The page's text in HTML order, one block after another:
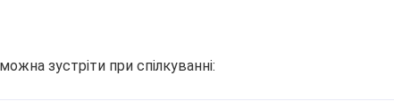
зустріти при спілкуванні: